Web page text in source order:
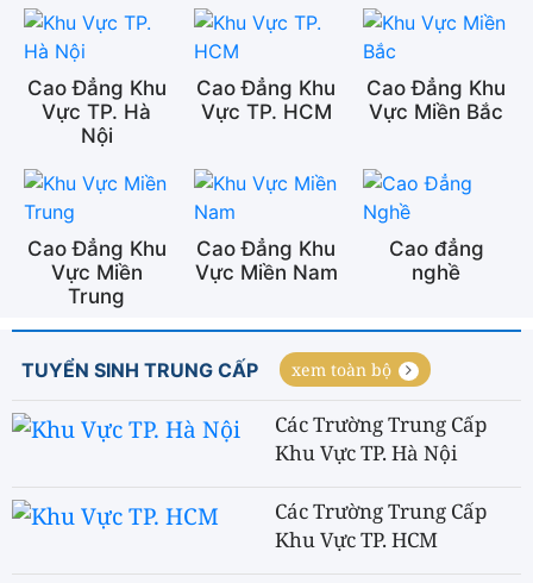
Cao Đẳng Khu
Vực TP. Hà
Nội
Cao Đẳng Khu
Vực TP. HCM
Cao Đẳng Khu
Vực Miền Bắc
Cao Đẳng Khu
Vực Miền
Trung
Cao Đẳng Khu
Vực Miền Nam
Cao đẳng
nghề
TUYỂN SINH TRUNG CẤP xem toàn bộ
Các Trường Trung Cấp
Khu Vực TP. Hà Nội
Các Trường Trung Cấp
Khu Vực TP. HCM